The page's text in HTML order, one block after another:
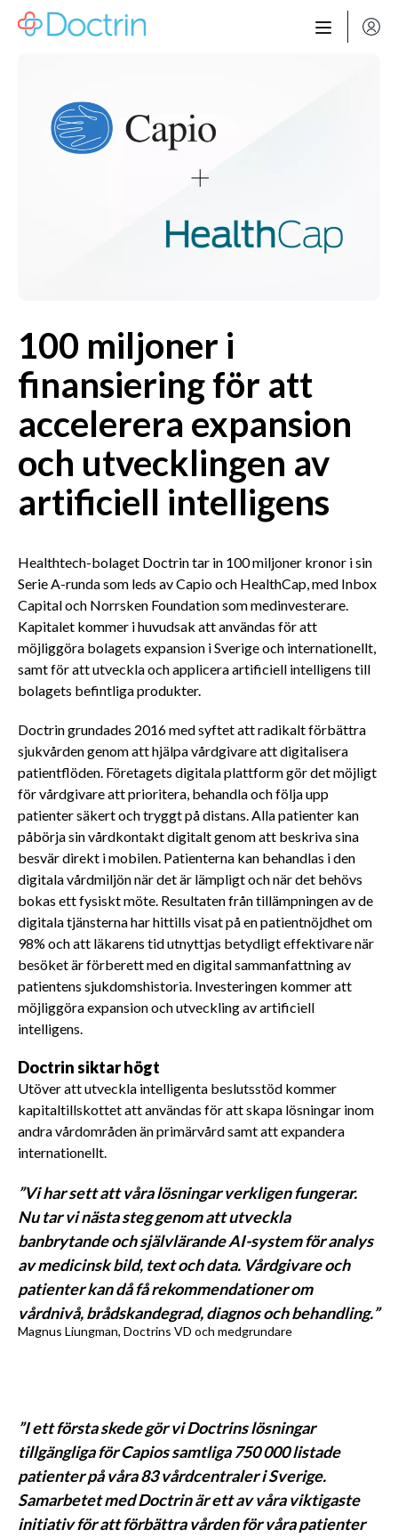
Hoppa till innehåll
100 miljoner i
finansiering för att
accelerera expansion
och utvecklingen av
artificiell intelligens
Healthtech-bolaget Doctrin tar in 100 miljoner kronor i sin
Serie A-runda som leds av Capio och HealthCap, med Inbox
Capital och Norrsken Foundation som medinvesterare.
Kapitalet kommer i huvudsak att användas för att
möjliggöra bolagets expansion i Sverige och internationellt,
samt för att utveckla och applicera artificiell intelligens till
bolagets befintliga produkter.
Doctrin grundades 2016 med syftet att radikalt förbättra
sjukvården genom att hjälpa vårdgivare att digitalisera
patientflöden. Företagets digitala plattform gör det möjligt
för vårdgivare att prioritera, behandla och följa upp
patienter säkert och tryggt på distans. Alla patienter kan
påbörja sin vårdkontakt digitalt genom att beskriva sina
besvär direkt i mobilen. Patienterna kan behandlas i den
digitala vårdmiljön när det är lämpligt och när det behövs
bokas ett fysiskt möte. Resultaten från tillämpningen av de
digitala tjänsterna har hittills visat på en patientnöjdhet om
98% och att läkarens tid utnyttjas betydligt effektivare när
besöket är förberett med en digital sammanfattning av
patientens sjukdomshistoria. Investeringen kommer att
möjliggöra expansion och utveckling av artificiell
intelligens.
Doctrin siktar högt
Utöver att utveckla intelligenta beslutsstöd kommer
kapitaltillskottet att användas för att skapa lösningar inom
andra vårdområden än primärvård samt att expandera
internationellt.
”Vi har sett att våra lösningar verkligen fungerar.
Nu tar vi nästa steg genom att utveckla
banbrytande och självlärande AI-system för analys
av medicinsk bild, text och data. Vårdgivare och
patienter kan då få rekommendationer om
vårdnivå, brådskandegrad, diagnos och behandling.”
Magnus Liungman, Doctrins VD och medgrundare
”I ett första skede gör vi Doctrins lösningar
tillgängliga för Capios samtliga 750 000 listade
patienter på våra 83 vårdcentraler i Sverige.
Samarbetet med Doctrin är ett av våra viktigaste
initiativ för att förbättra vården för våra patienter